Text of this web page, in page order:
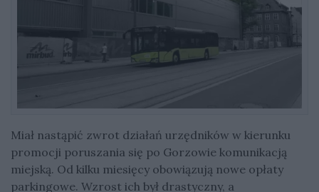
Miał nastąpić zwrot działań urzędników w kierunku
promocji poruszania się po Gorzowie komunikacją
miejską. Od kilku miesięcy obowiązują nowe opłaty
parkingowe. Wzrost ich był drastyczny, a